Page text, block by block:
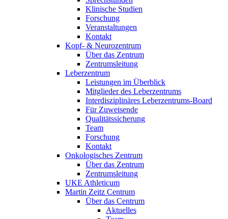
Klinische Studien
Forschung
Veranstaltungen
Kontakt
Kopf- & Neurozentrum
Über das Zentrum
Zentrumsleitung
Leberzentrum
Leistungen im Überblick
Mitglieder des Leberzentrums
Interdisziplinäres Leberzentrums-Board
Für Zuweisende
Qualitätssicherung
Team
Forschung
Kontakt
Onkologisches Zentrum
Über das Zentrum
Zentrumsleitung
UKE Athleticum
Martin Zeitz Centrum
Über das Centrum
Aktuelles